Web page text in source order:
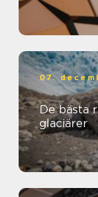
07.
De bästa
glaciärer